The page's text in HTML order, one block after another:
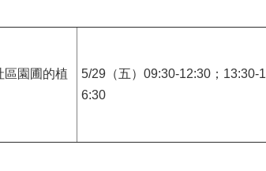
區園圃的植
5/29（五）09:30-12:30；13:30-1
6:30